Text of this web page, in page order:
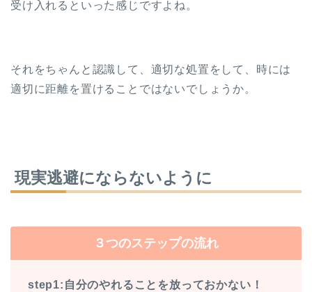
受け入れるといった感じですよね。
それをちゃんと認識して、適切な処置をして、時には
適切に距離を置けることではないでしょうか。
現実逃避にならないように
３つのステップの流れ
step1:自分のやれることを放っておかない！